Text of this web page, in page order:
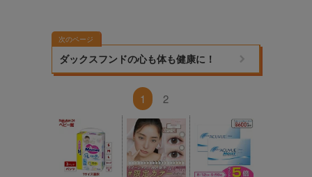
次のページ
ダックスフンドの心も体も健康に！
1 2